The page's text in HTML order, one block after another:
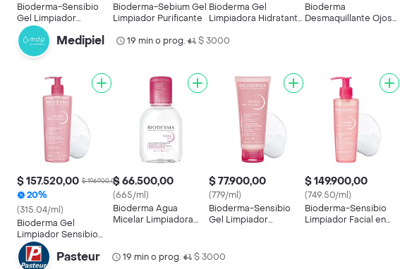
Bioderma-Sensibio
Gel Limpiador
Hidratante para Piel
Sensible
Bioderma-Sebium Gel
Limpiador Purificante
Bioderma Gel
Limpiadora Hidratante
Grasa
Bioderma
Desmaquillante Ojos
Medipiel 19 min o prog.• $ 3000
$ 157.520,00 $ 196.900,00
20%
(315.04/ml)
Bioderma Gel
Limpiador Sensibio
Moussant
$ 66.500,00
(665/ml)
Bioderma Agua
Micelar Limpiadora
$ 77.900,00
(779/ml)
Bioderma-Sensibio
Gel Limpiador
$ 149.900,00
(749.50/ml)
Bioderma-Sensibio
Limpiador Facial en
Pasteur 19 min o prog.• $ 3000